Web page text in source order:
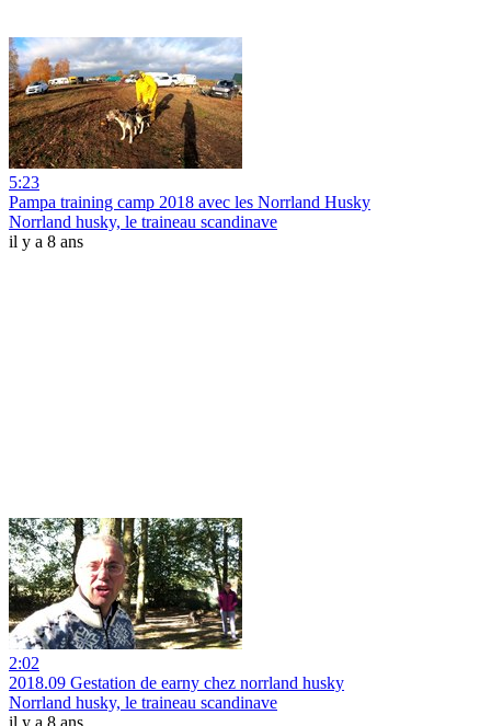
5:23
Pampa training camp 2018 avec les Norrland Husky
Norrland husky, le traineau scandinave
il y a 8 ans
2:02
2018.09 Gestation de earny chez norrland husky
Norrland husky, le traineau scandinave